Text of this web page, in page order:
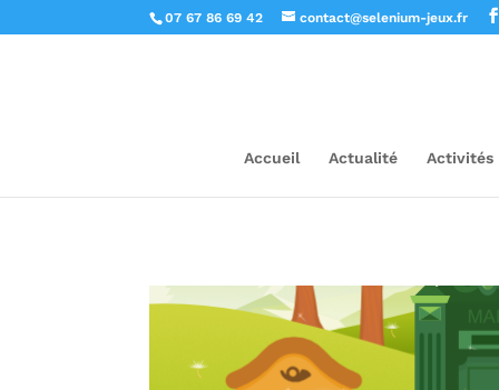
07 67 86 69 42 contact@selenium-jeux.fr
Accueil Actualité Activités